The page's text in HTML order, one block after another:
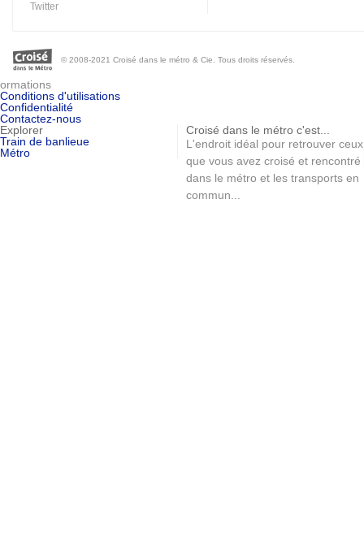
Twitter
© 2008-2021 Croisé dans le métro & Cie. Tous droits réservés.
ormations
Conditions d'utilisations
Confidentialité
Contactez-nous
Explorer
Train de banlieue
Métro
Croisé dans le métro c'est...
L'endroit idéal pour retrouver ceux
que vous avez croisé et rencontré
dans le métro et les transports en
commun...